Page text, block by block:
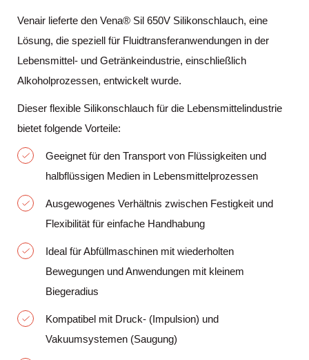
Venair lieferte den Vena® Sil 650V Silikonschlauch, eine
Lösung, die speziell für Fluidtransferanwendungen in der
Lebensmittel- und Getränkeindustrie, einschließlich
Alkoholprozessen, entwickelt wurde.
Dieser flexible Silikonschlauch für die Lebensmittelindustrie
bietet folgende Vorteile:
Geeignet für den Transport von Flüssigkeiten und
halbflüssigen Medien in Lebensmittelprozessen
Ausgewogenes Verhältnis zwischen Festigkeit und
Flexibilität für einfache Handhabung
Ideal für Abfüllmaschinen mit wiederholten
Bewegungen und Anwendungen mit kleinem
Biegeradius
Kompatibel mit Druck- (Impulsion) und
Vakuumsystemen (Saugung)